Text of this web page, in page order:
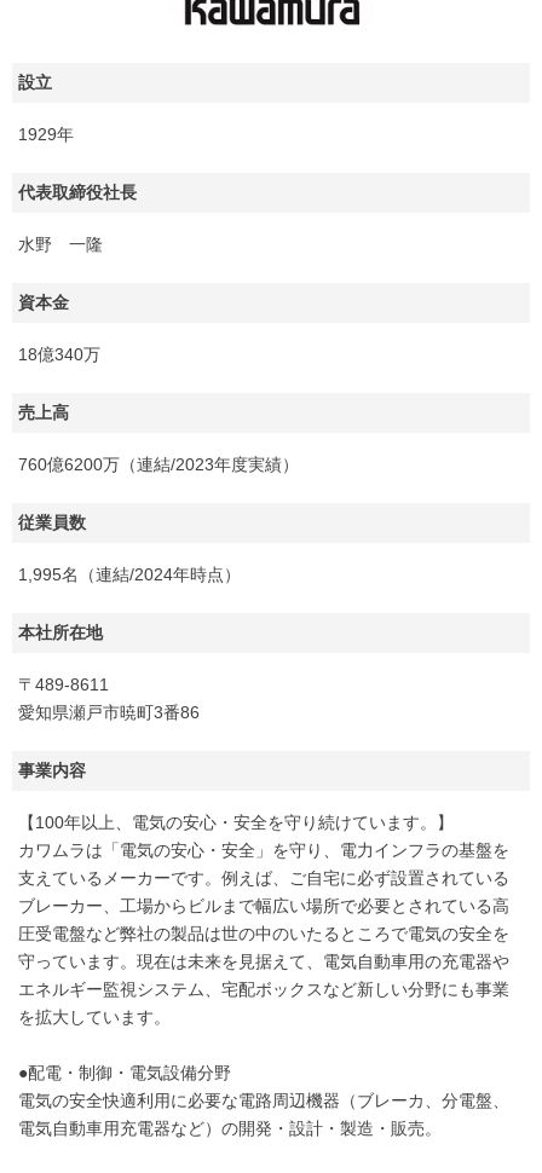
設立
1929年
代表取締役社長
水野 一隆
資本金
18億340万
売上高
760億6200万（連結/2023年度実績）
従業員数
1,995名（連結/2024年時点）
本社所在地
〒489-8611
愛知県瀬戸市暁町3番86
事業内容
【100年以上、電気の安心・安全を守り続けています。】
カワムラは「電気の安心・安全」を守り、電力インフラの基盤を
支えているメーカーです。例えば、ご自宅に必ず設置されている
ブレーカー、工場からビルまで幅広い場所で必要とされている高
圧受電盤など弊社の製品は世の中のいたるところで電気の安全を
守っています。現在は未来を見据えて、電気自動車用の充電器や
エネルギー監視システム、宅配ボックスなど新しい分野にも事業
を拡大しています。
●配電・制御・電気設備分野
電気の安全快適利用に必要な電路周辺機器（ブレーカ、分電盤、
電気自動車用充電器など）の開発・設計・製造・販売。